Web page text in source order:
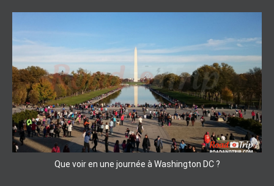
Que voir en une journée à Washington DC ?